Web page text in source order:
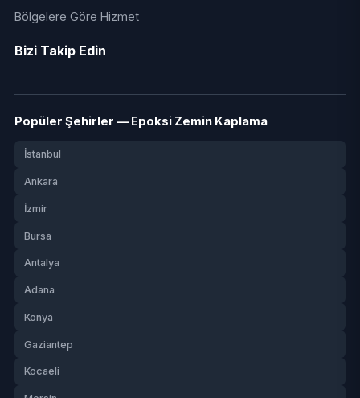
Bölgelere Göre Hizmet
Bizi Takip Edin
Popüler Şehirler — Epoksi Zemin Kaplama
İstanbul
Ankara
İzmir
Bursa
Antalya
Adana
Konya
Gaziantep
Kocaeli